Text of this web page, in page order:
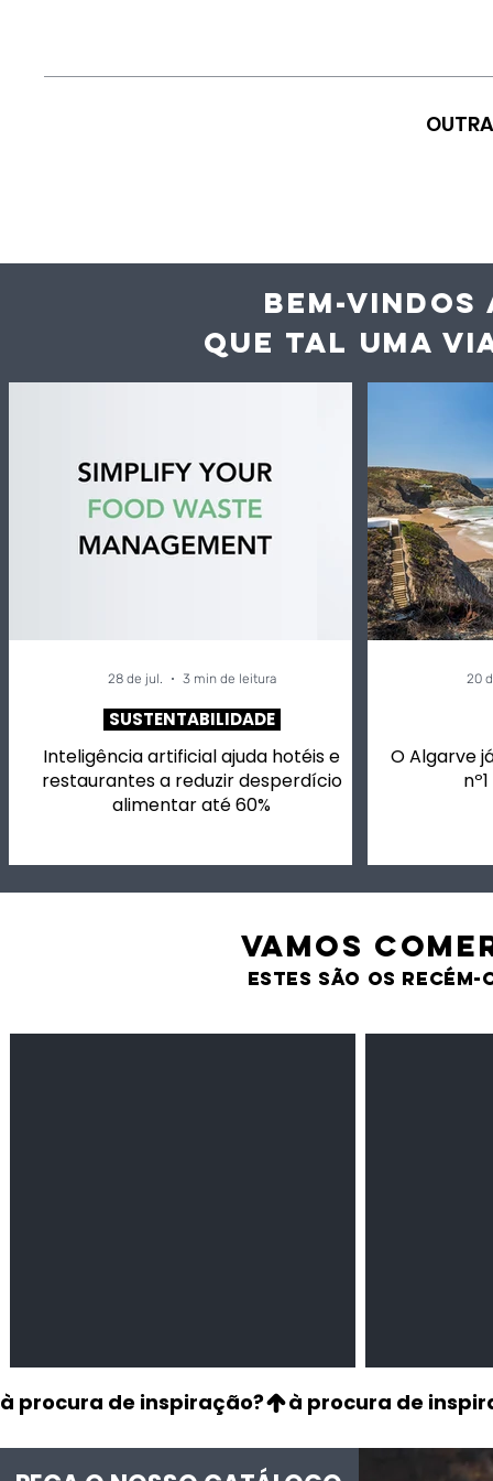
BEM-VINDOS
QUE TAL UMA
Inteligência artificial ajuda hotéis e
restaurantes a reduzir desperdício
alimentar até 60%
SUSTENTABILIDADE
28 de jul. 3 min de leitura
O Algarve
20
VAMOS
estes são os recém-
à procura de inspiração?